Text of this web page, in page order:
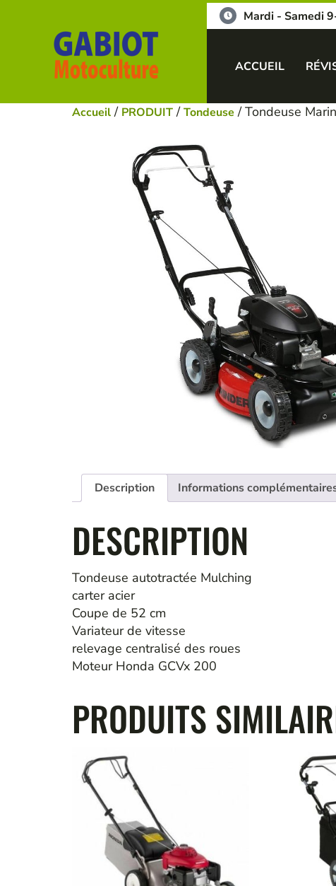
Mardi - Samedi
ACCUEIL
Accueil/ PRODUIT/Tondeuse / Tondeuse
Description Informations
DESCRIPTION
Tondeuse autotractée Mulching
carter acier
Coupe de 52 cm
Variateur de vitesse
relevage centralisé des roues
Moteur Honda GCVx 200
PRODUITS